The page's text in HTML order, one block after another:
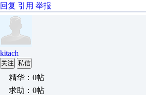
回复 引用 举报
kitach
关注 私信
精华：0帖
求助：0帖